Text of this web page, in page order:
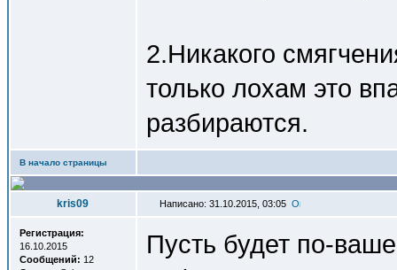
2.Никакого
только лохам это
разбираются.
В начало страницы
kris09 Написано: 31.10.2015, 03:05
Регистрация:
16.10.2015
Сообщений: 12
Пусть будет по-